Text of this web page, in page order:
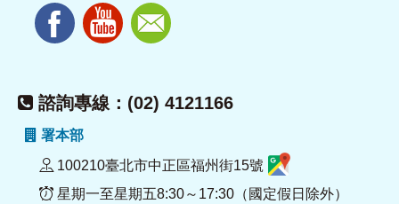
諮詢專線：(02) 4121166
署本部
100210臺北市中正區福州街15號
星期一至星期五8:30～17:30（國定假日除外）